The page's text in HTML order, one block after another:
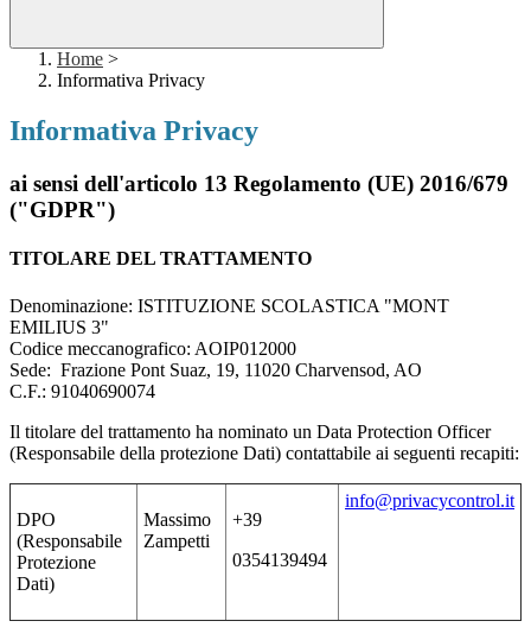
Home >
Informativa Privacy
Informativa Privacy
ai sensi dell'articolo 13 Regolamento (UE) 2016/679
("GDPR")
TITOLARE DEL TRATTAMENTO
Denominazione: ISTITUZIONE SCOLASTICA "MONT
EMILIUS 3"
Codice meccanografico: AOIP012000
Sede: Frazione Pont Suaz, 19, 11020 Charvensod, AO
C.F.: 91040690074
Il titolare del trattamento ha nominato un Data Protection Officer
(Responsabile della protezione Dati) contattabile ai seguenti recapiti:
DPO
(Responsabile
Protezione
Dati)
Massimo
Zampetti
+39
0354139494
info@privacycontrol.it